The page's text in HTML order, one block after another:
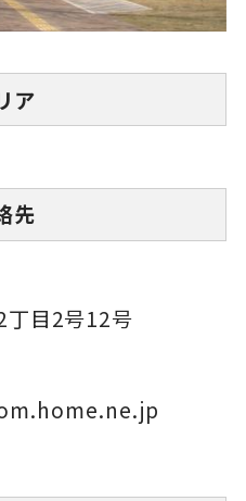
ア
先
丁目2号12号